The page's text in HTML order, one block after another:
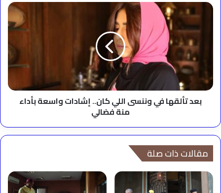
بعد
تألقها
وننسى
إشادات
واسعة
بأداء
بعد تألقها في وننسى اللي كان.. إشادات واسعة بأداء
منة فضالي
مقالات ذات صلة